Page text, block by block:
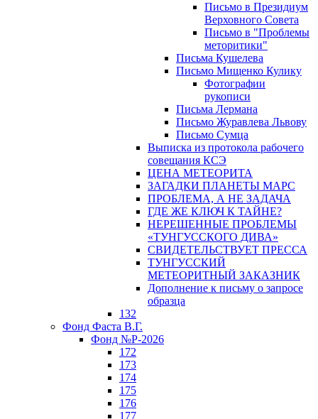
Письмо в Президиум
Верховного Совета
Письмо в "Проблемы
меторитики"
Письма Кушелева
Письмо Мищенко Кулику
Фотографии
рукописи
Письма Лермана
Письмо Журавлева Львову
Письмо Сумца
Выписка из протокола рабочего
совещания КСЭ
ЦЕНА МЕТЕОРИТА
ЗАГАДКИ ПЛАНЕТЫ МАРС
ПРОБЛЕМА, А НЕ ЗАДАЧА
ГДЕ ЖЕ КЛЮЧ К ТАЙНЕ?
НЕРЕШЕННЫЕ ПРОБЛЕМЫ
«ТУНГУССКОГО ДИВА»
СВИДЕТЕЛЬСТВУЕТ ПРЕССА
ТУНГУССКИЙ
МЕТЕОРИТНЫЙ ЗАКАЗНИК
Дополнение к письму о запросе
образца
132
Фонд Фаста В.Г.
Фонд №Р-2026
172
173
174
175
176
177